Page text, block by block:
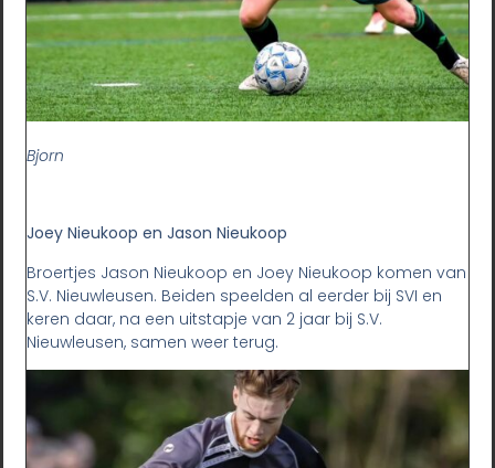
Bjorn
Joey Nieukoop en Jason Nieukoop
Broertjes Jason Nieukoop en Joey Nieukoop komen van
S.V. Nieuwleusen. Beiden speelden al eerder bij SVI en
keren daar, na een uitstapje van 2 jaar bij S.V.
Nieuwleusen, samen weer terug.